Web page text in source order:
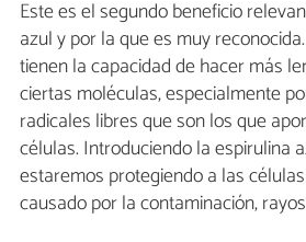
Este es el segundo beneficio
azul y por la que es muy
tienen la capacidad de hacer más
ciertas moléculas, especialmente
radicales libres que son los que
células. Introduciendo la espirulina
estaremos protegiendo a las
causado por la contaminación,